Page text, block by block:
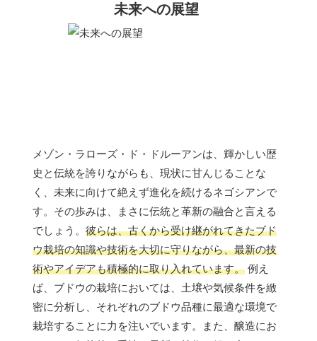
未来への展望
メゾン・ラローズ・ド・ドルーアンは、輝かしい歴
史と伝統を誇りながらも、現状に甘んじることな
く、未来に向けて絶えず進化を続けるネゴシアンで
す。その歩みは、まさに伝統と革新の融合と言える
でしょう。 彼らは、古くから受け継がれてきたブド
ウ栽培の知識や技術を大切に守りながら、最新の技
術やアイデアも積極的に取り入れています。 例え
ば、ブドウの栽培においては、土壌や気候条件を緻
密に分析し、それぞれのブドウ品種に最適な環境で
栽培することに力を注いでいます。また、醸造にお